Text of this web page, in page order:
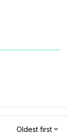
Oldest first